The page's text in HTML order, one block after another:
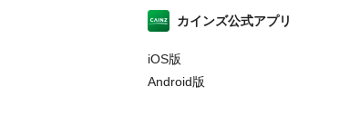
カインズ公式アプリ
iOS版
Android版